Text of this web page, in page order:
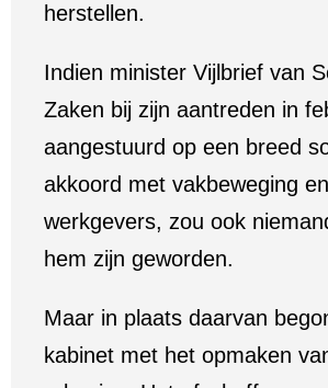
herstellen.
Indien minister Vijlbrief van
Zaken bij zijn aantreden in
aangestuurd op een breed
akkoord met vakbeweging en
werkgevers, zou ook
hem zijn geworden.
Maar in plaats daarvan
kabinet met het opmaken